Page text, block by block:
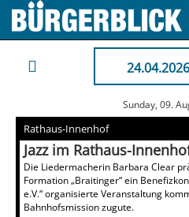
24.04.2026
Sunday, 09.
Rathaus-Innenhof
Jazz im Rathaus-
Die Liedermacherin Barbara Clear
Formation „Braitinger“ ein
e.V.“ organisierte Veranstaltung
Bahnhofsmission zugute.